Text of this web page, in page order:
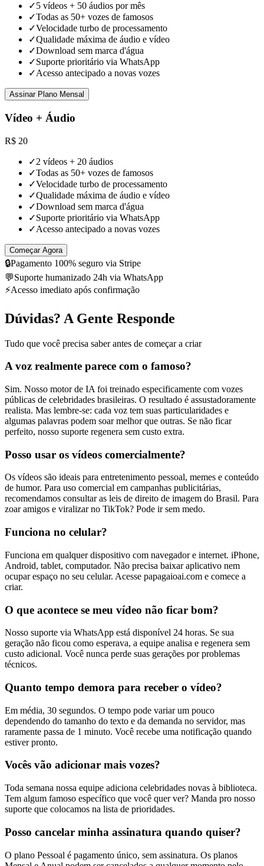
✓5 vídeos + 50 áudios por mês
✓Todas as 50+ vozes de famosos
✓Velocidade turbo de processamento
✓Qualidade máxima de áudio e vídeo
✓Download sem marca d'água
✓Suporte prioritário via WhatsApp
✓Acesso antecipado a novas vozes
Assinar Plano Mensal
Vídeo + Áudio
R$ 20
✓2 vídeos + 20 áudios
✓Todas as 50+ vozes de famosos
✓Velocidade turbo de processamento
✓Qualidade máxima de áudio e vídeo
✓Download sem marca d'água
✓Suporte prioritário via WhatsApp
✓Acesso antecipado a novas vozes
Começar Agora
🔒Pagamento 100% seguro via Stripe
💬Suporte humanizado 24h via WhatsApp
⚡Acesso imediato após confirmação
Dúvidas? A Gente Responde
Tudo que você precisa saber antes de começar a criar
A voz realmente parece com o famoso?
Sim. Nosso motor de IA foi treinado especificamente com vozes
públicas de celebridades brasileiras. O resultado é assustadoramente
realista. Mas lembre-se: cada voz tem suas particularidades e
algumas palavras podem soar melhor que outras. Se não ficar
perfeito, nosso suporte regenera sem custo extra.
Posso usar os vídeos comercialmente?
Os vídeos são ideais para entretenimento pessoal, memes e conteúdo
de humor. Para uso comercial em campanhas publicitárias,
recomendamos consultar as leis de direito de imagem do Brasil. Para
zoar amigos e viralizar no TikTok? Pode ir sem medo.
Funciona no celular?
Funciona em qualquer dispositivo com navegador e internet. iPhone,
Android, tablet, computador. Não precisa baixar aplicativo nem
ocupar espaço no seu celular. Acesse papagaioai.com e comece a
criar.
O que acontece se meu vídeo não ficar bom?
Nosso suporte via WhatsApp está disponível 24 horas. Se sua
geração não ficou como esperava, a equipe analisa e regenera sem
custo adicional. Você nunca perde suas gerações por problemas
técnicos.
Quanto tempo demora para receber o vídeo?
Em média, 30 segundos. O tempo pode variar um pouco
dependendo do tamanho do texto e da demanda no servidor, mas
raramente passa de 1 minuto. Você recebe uma notificação quando
estiver pronto.
Vocês vão adicionar mais vozes?
Toda semana nossa equipe adiciona celebridades novas à biblioteca.
Tem algum famoso específico que você quer ver? Manda pro nosso
suporte que colocamos na lista de prioridades.
Posso cancelar minha assinatura quando quiser?
O plano Pessoal é pagamento único, sem assinatura. Os planos